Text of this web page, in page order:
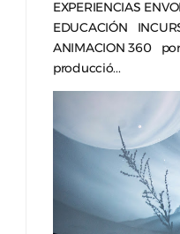
EXPERIENCIAS
EDUCACIÓN
ANIMACION 360 por
producció...